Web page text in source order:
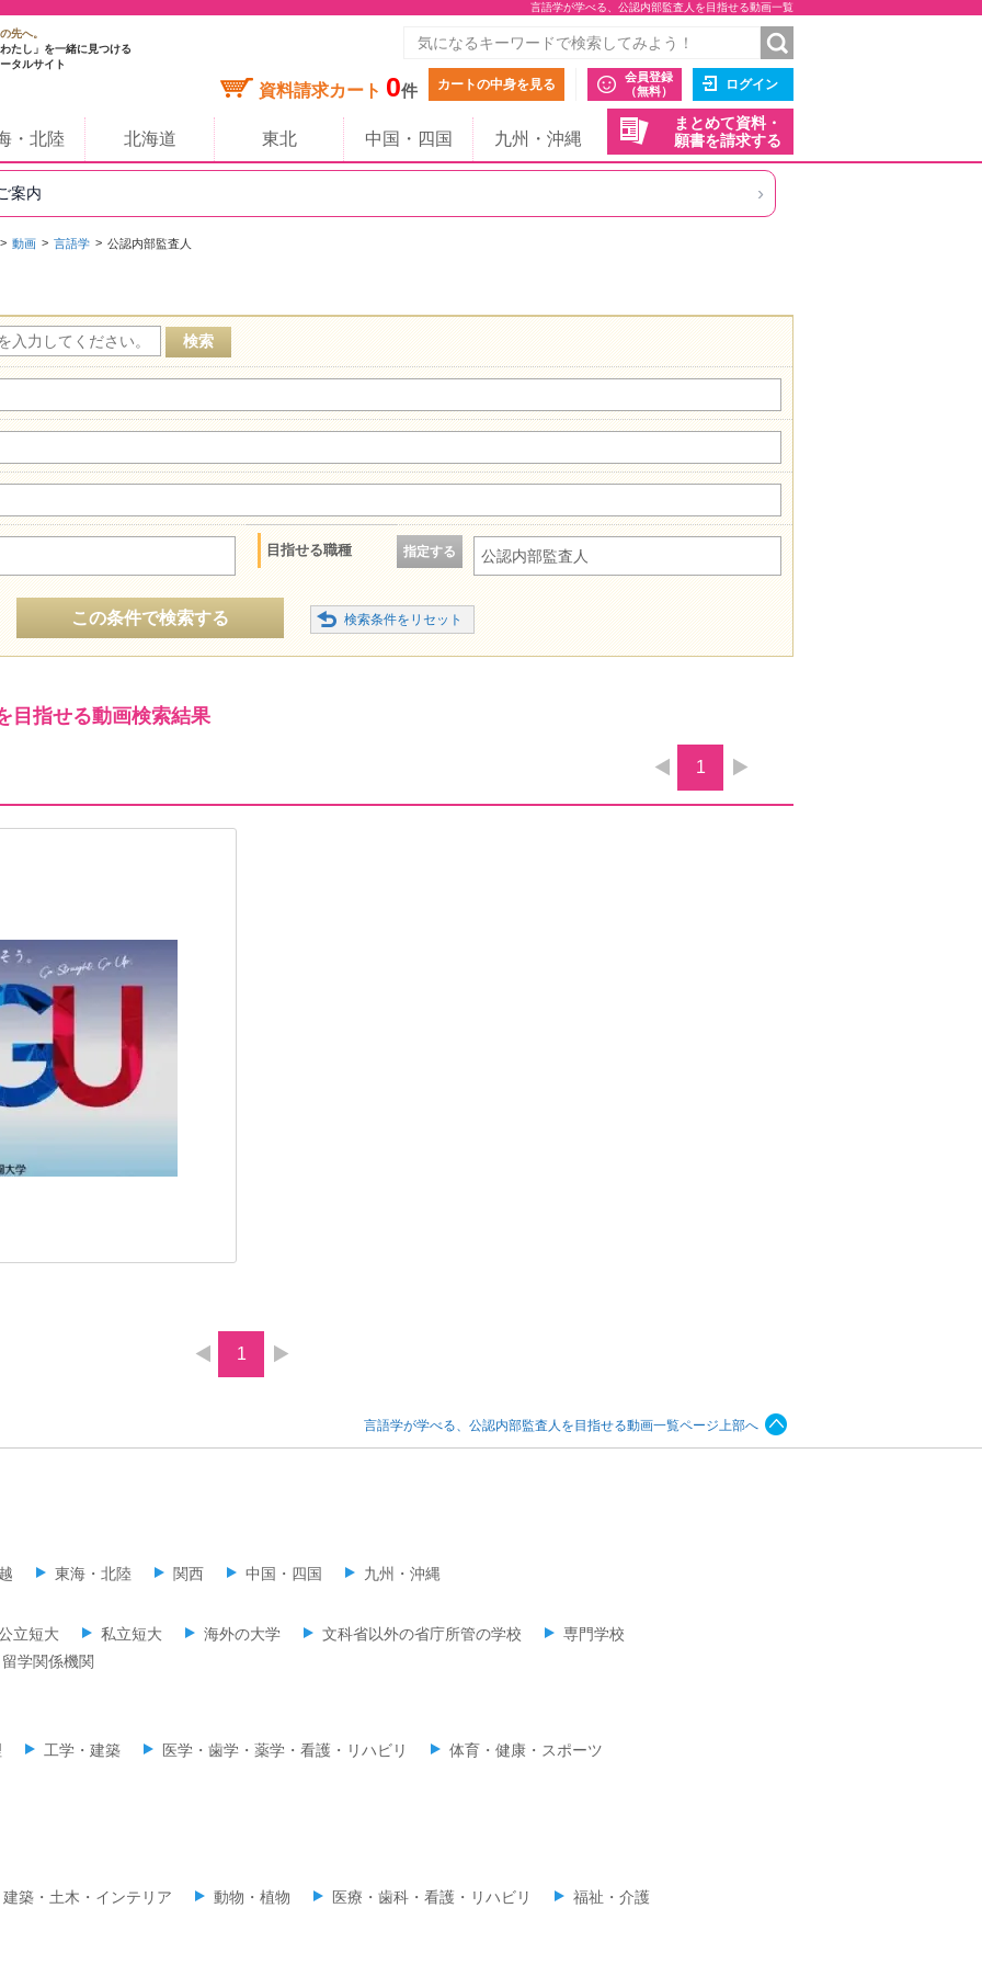
言語学が学べる、公認内部監査人を目指せる動画一覧
先へ。
たし」を一緒に見つける
タルサイト
資料請求カート 0件 カートの中身を見る
会員登録
（無料）
ログイン
まとめて資料・
願書を請求する
・北陸 北海道 東北 中国・四国 九州・沖縄
案内 ›
動画 言語学 公認内部監査人
目指せる職種 指定する 公認内部監査人
この条件で検索する
目指せる動画検索結果
1
1
言語学が学べる、公認内部監査人を目指せる動画一覧ページ上部へ
東海・北陸 関西 中国・四国 九州・沖縄
立短大 私立短大 海外の大学 文科省以外の省庁所管の学校
専門学校
留学関係機関
工学・建築 医学・歯学・薬学・看護・リハビリ 体育・健康・スポーツ
建築・土木・インテリア 動物・植物 医療・歯科・看護・リハビリ 福祉・介護